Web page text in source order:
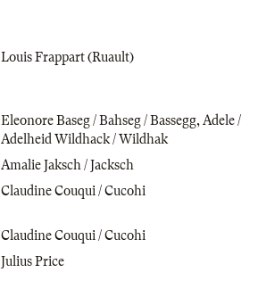
Louis Frappart (Ruault)
Eleonore Baseg / Bahseg / Bassegg,Adele /
Adelheid Wildhack / Wildhak
Amalie Jaksch / Jacksch
Claudine Couqui / Cucohi
Claudine Couqui / Cucohi
Julius Price